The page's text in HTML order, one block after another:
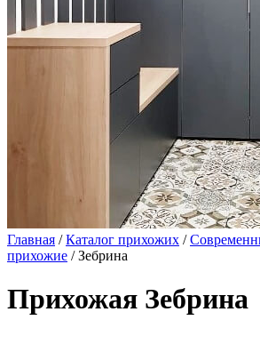
Главная /Каталог прихожих /
прихожие / Зебрина
Прихожая Зебрина